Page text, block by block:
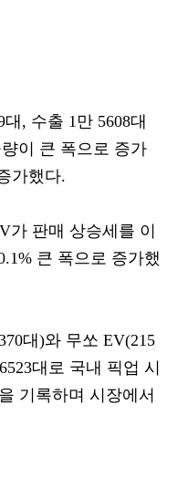
, 수출 1만 5608대
이 큰 폭으로 증가
가했다.
가 판매 상승세를 이
큰 폭으로 증가했
대)와 무쏘 EV(215
대로 국내 픽업 시
기록하며 시장에서